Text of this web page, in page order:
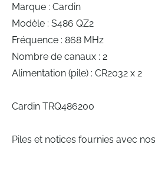
Marque : Cardin
Modèle : S486 QZ2
Fréquence : 868 MHz
Nombre de canaux : 2
Alimentation (pile) : CR2032 x 2
Cardin TRQ486200
Piles et notices fournies avec